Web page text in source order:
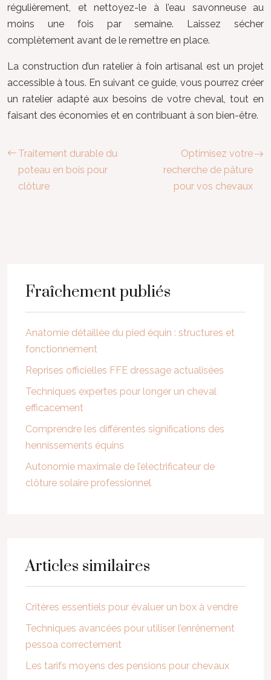
régulièrement, et nettoyez-le à l’eau savonneuse au
moins une fois par semaine. Laissez sécher
complètement avant de le remettre en place.
La construction d’un ratelier à foin artisanal est un projet
accessible à tous. En suivant ce guide, vous pourrez créer
un ratelier adapté aux besoins de votre cheval, tout en
faisant des économies et en contribuant à son bien-être.
Traitement durable du
poteau en bois pour
clôture
Optimisez votre
recherche de pâture
pour vos chevaux
Fraîchement publiés
Anatomie détaillée du pied équin : structures et
fonctionnement
Reprises officielles FFE dressage actualisées
Techniques expertes pour longer un cheval
efficacement
Comprendre les différentes significations des
hennissements équins
Autonomie maximale de l’électrificateur de
clôture solaire professionnel
Articles similaires
Critères essentiels pour évaluer un box à vendre
Techniques avancées pour utiliser l’enrênement
pessoa correctement
Les tarifs moyens des pensions pour chevaux